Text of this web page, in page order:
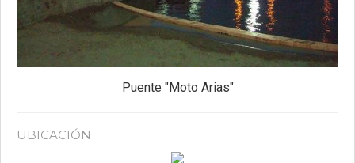
Puente "Moto Arias"
UBICACIÓN